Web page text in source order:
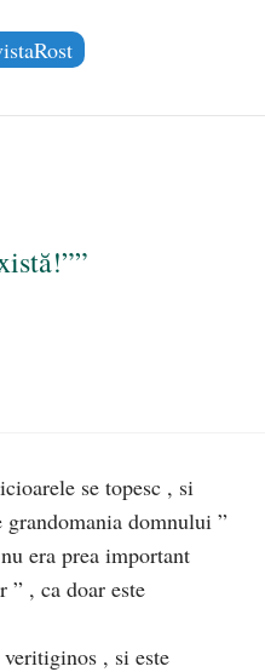
se topesc , si
domnului ”
era prea important
” , ca doar este
, si este